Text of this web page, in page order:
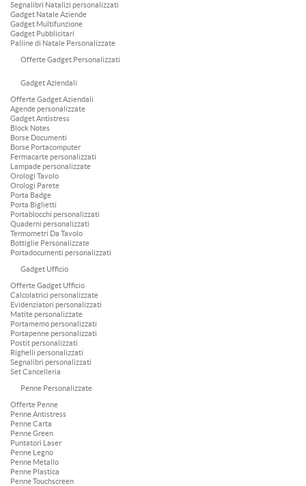
Segnalibri Natalizi personalizzati
Gadget Natale Aziende
Gadget Multifunzione
Gadget Pubblicitari
Palline di Natale Personalizzate
Offerte Gadget Personalizzati
Gadget Aziendali
Offerte Gadget Aziendali
Agende personalizzate
Gadget Antistress
Block Notes
Borse Documenti
Borse Portacomputer
Fermacarte personalizzati
Lampade personalizzate
Orologi Tavolo
Orologi Parete
Porta Badge
Porta Biglietti
Portablocchi personalizzati
Quaderni personalizzati
Termometri Da Tavolo
Bottiglie Personalizzate
Portadocumenti personalizzati
Gadget Ufficio
Offerte Gadget Ufficio
Calcolatrici personalizzate
Evidenziatori personalizzati
Matite personalizzate
Portamemo personalizzati
Portapenne personalizzati
Postit personalizzati
Righelli personalizzati
Segnalibri personalizzati
Set Cancelleria
Penne Personalizzate
Offerte Penne
Penne Antistress
Penne Carta
Penne Green
Puntatori Laser
Penne Legno
Penne Metallo
Penne Plastica
Penne Touchscreen